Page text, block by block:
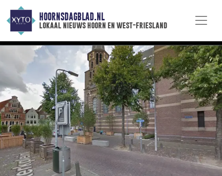
HOORNSDAGBLAD.NL
lokaal nieuws hoorn en west-friesland